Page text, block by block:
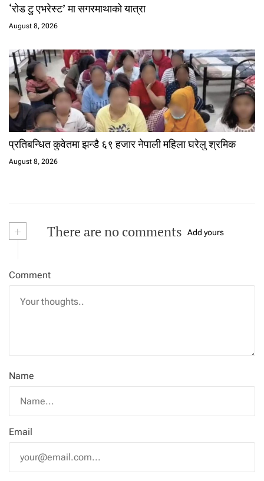
‘रोड टु एभरेस्ट’ मा सगरमाथाको यात्रा
August 8, 2026
प्रतिबन्धित कुवेतमा झन्डै ६९ हजार नेपाली महिला घरेलु श्रमिक
August 8, 2026
+ There are no comments Add yours
Comment
Name
Email